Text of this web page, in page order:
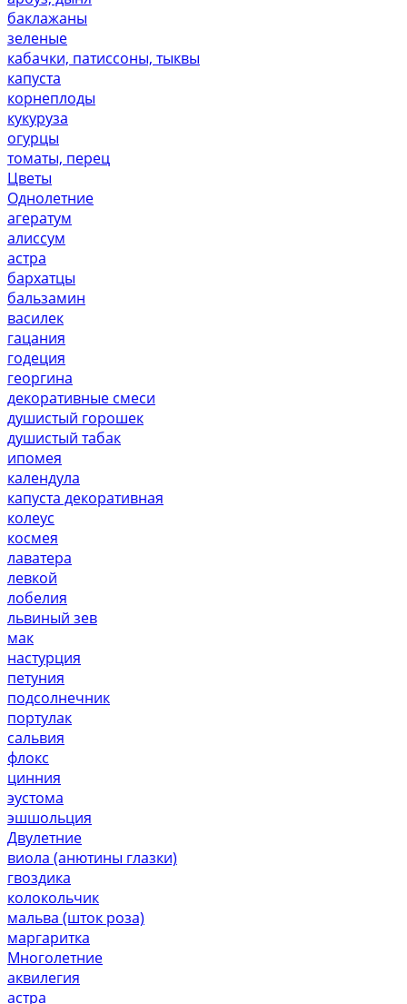
баклажаны
зеленые
кабачки, патиссоны, тыквы
капуста
корнеплоды
кукуруза
огурцы
томаты, перец
Цветы
Однолетние
агератум
алиссум
астра
бархатцы
бальзамин
василек
гацания
годеция
георгина
декоративные смеси
душистый горошек
душистый табак
ипомея
календула
капуста декоративная
колеус
космея
лаватера
левкой
лобелия
львиный зев
мак
настурция
петуния
подсолнечник
портулак
сальвия
флокс
цинния
эустома
эшшольция
Двулетние
виола (анютины глазки)
гвоздика
колокольчик
мальва (шток роза)
маргаритка
Многолетние
аквилегия
астра